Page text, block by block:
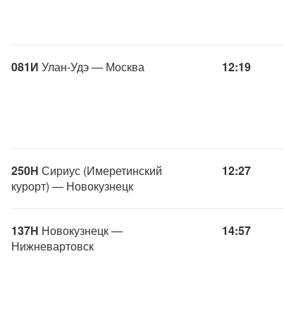
081И Улан-Удэ — Москва 12:19
250Н Сириус (Имеретинский
курорт) — Новокузнецк
12:27
137Н Новокузнецк —
Нижневартовск
14:57